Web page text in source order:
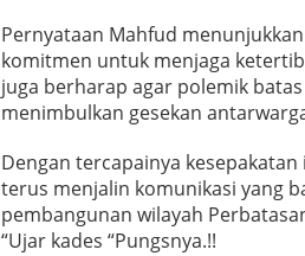
Pernyataan Mahfud
komitmen untuk menjaga
juga berharap agar polemik
menimbulkan gesekan
Dengan tercapainya
terus menjalin komunikasi yang
pembangunan wilayah
“Ujar kades “Pungsnya.!!